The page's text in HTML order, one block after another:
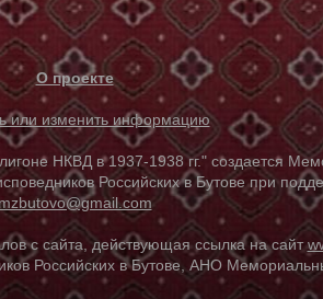
О проекте
или изменить информацию
НКВД в 1937-1938 гг." создается
Российских в Бутове при
mzbutovo@gmail.com
с сайта, действующая ссылка на сайт
Российских в Бутове, АНО